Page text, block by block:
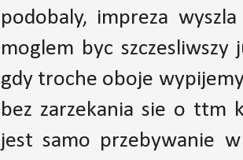
podobaly, impreza
moglem byc
gdy troche oboje
bez zarzekania sie o ttm
jest samo przebywanie